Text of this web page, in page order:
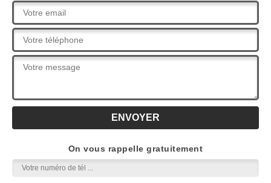
On vous rappelle gratuitement